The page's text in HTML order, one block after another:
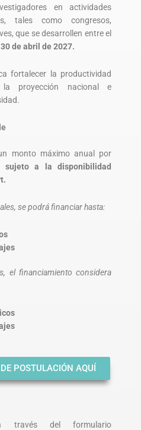
en actividades
tales como congresos,
que se desarrollen entre el
de abril de 2027.
fortalecer la productividad
proyección nacional e
monto máximo anual por
sujeto a la disponibilidad
se podrá financiar hasta:
el financiamiento considera
POSTULACIÓN AQUÍ
través del formulario